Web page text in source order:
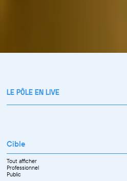
LE PÔLE EN LIVE
Cible
Tout afficher
Professionnel
Public